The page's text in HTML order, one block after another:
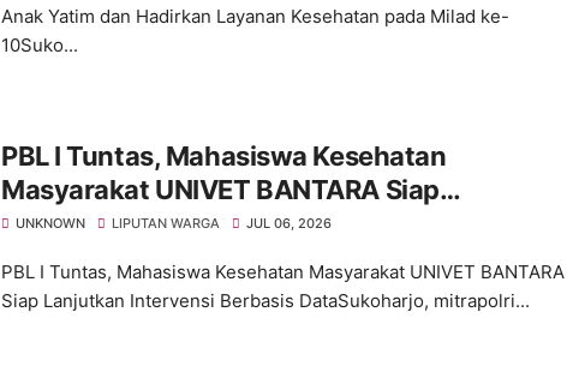
Anak Yatim dan Hadirkan Layanan Kesehatan pada Milad ke-
10Suko...
PBL I Tuntas, Mahasiswa Kesehatan
Masyarakat UNIVET BANTARA Siap
Lanjutkan Intervensi Berbasis Data
UNKNOWN LIPUTAN WARGA JUL 06, 2026
PBL I Tuntas, Mahasiswa Kesehatan Masyarakat UNIVET BANTARA
Siap Lanjutkan Intervensi Berbasis DataSukoharjo, mitrapolri...